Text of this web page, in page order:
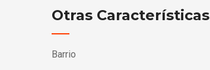
Otras Características
Barrio